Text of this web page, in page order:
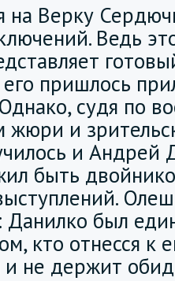
на Верку
Ведь
пришлось
судя по
жюри и
и Андрей
быть
Данилко был
кто отнесся к
не держит